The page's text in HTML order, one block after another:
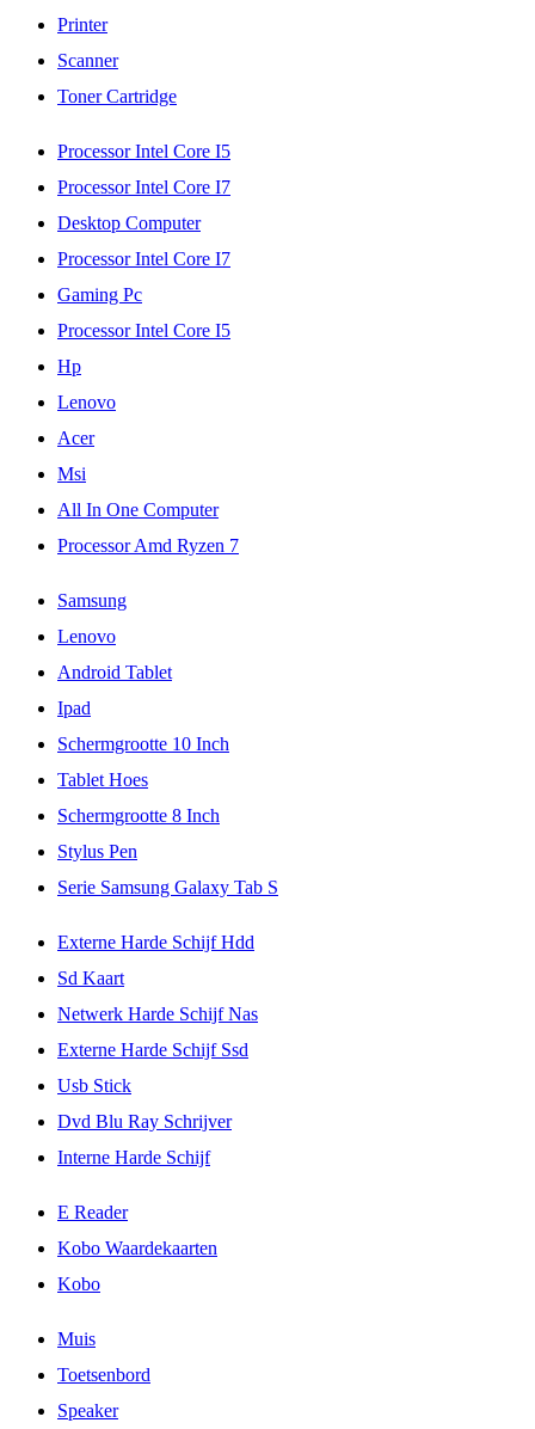
Printer
Scanner
Toner Cartridge
Processor Intel Core I5
Processor Intel Core I7
Desktop Computer
Processor Intel Core I7
Gaming Pc
Processor Intel Core I5
Hp
Lenovo
Acer
Msi
All In One Computer
Processor Amd Ryzen 7
Samsung
Lenovo
Android Tablet
Ipad
Schermgrootte 10 Inch
Tablet Hoes
Schermgrootte 8 Inch
Stylus Pen
Serie Samsung Galaxy Tab S
Externe Harde Schijf Hdd
Sd Kaart
Netwerk Harde Schijf Nas
Externe Harde Schijf Ssd
Usb Stick
Dvd Blu Ray Schrijver
Interne Harde Schijf
E Reader
Kobo Waardekaarten
Kobo
Muis
Toetsenbord
Speaker